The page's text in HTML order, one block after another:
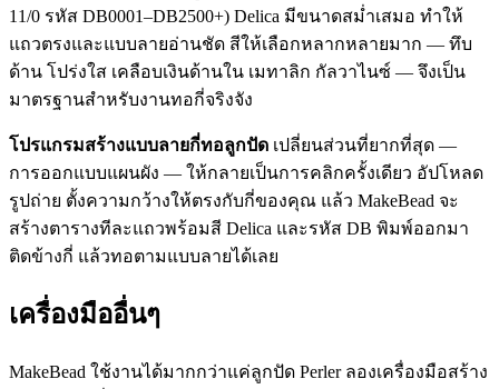
11/0 รหัส DB0001–DB2500+) Delica มีขนาดสม่ำเสมอ ทำให้
แถวตรงและแบบลายอ่านชัด สีให้เลือกหลากหลายมาก — ทึบ
ด้าน โปร่งใส เคลือบเงินด้านใน เมทาลิก กัลวาไนซ์ — จึงเป็น
มาตรฐานสำหรับงานทอกี่จริงจัง
โปรแกรมสร้างแบบลายกี่ทอลูกปัด เปลี่ยนส่วนที่ยากที่สุด —
การออกแบบแผนผัง — ให้กลายเป็นการคลิกครั้งเดียว อัปโหลด
รูปถ่าย ตั้งความกว้างให้ตรงกับกี่ของคุณ แล้ว MakeBead จะ
สร้างตารางทีละแถวพร้อมสี Delica และรหัส DB พิมพ์ออกมา
ติดข้างกี่ แล้วทอตามแบบลายได้เลย
เครื่องมืออื่นๆ
MakeBead ใช้งานได้มากกว่าแค่ลูกปัด Perler ลองเครื่องมือสร้าง